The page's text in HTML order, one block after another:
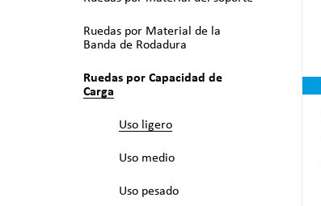
Ruedas por Material de la
Banda de Rodadura
Ruedas por Capacidad de
Carga
Uso ligero
Uso medio
Uso pesado